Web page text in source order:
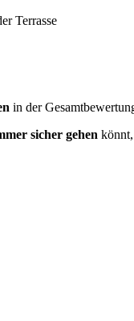
Terrasse
in der
sicher gehen